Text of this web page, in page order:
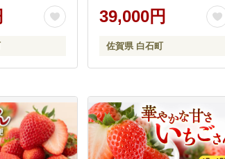
39,000円
佐賀県 白石町